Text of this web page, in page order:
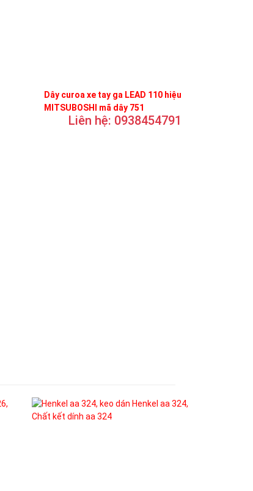
Dây curoa xe tay ga LEAD 110 hiệu
MITSUBOSHI mã dây 751
Liên hệ: 0938454791